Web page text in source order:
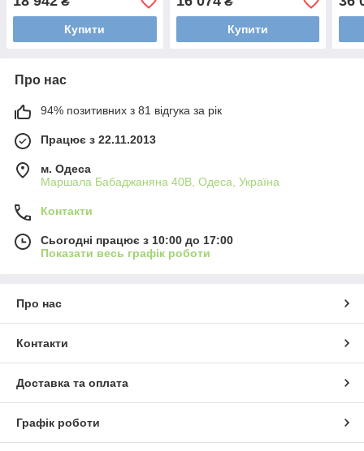
Купити Купити
Про нас
94% позитивних з 81 відгука за рік
Працює з 22.11.2013
м. Одеса
Маршала Бабаджаняна 40В, Одеса, Україна
Контакти
Сьогодні працює з 10:00 до 17:00
Показати весь графік роботи
Про нас
Контакти
Доставка та оплата
Графік роботи